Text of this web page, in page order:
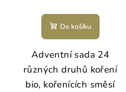
Do košíku
Adventní sada 24
různých druhů koření
bio, kořenících směsí